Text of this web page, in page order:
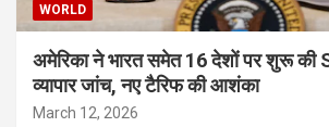
WORLD
अमेरिका ने भारत समेत 16 देशों पर शुरू
व्यापार जांच, नए टैरिफ की आशंका
March 12, 2026